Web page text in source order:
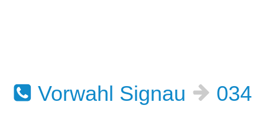
Vorwahl Signau 034